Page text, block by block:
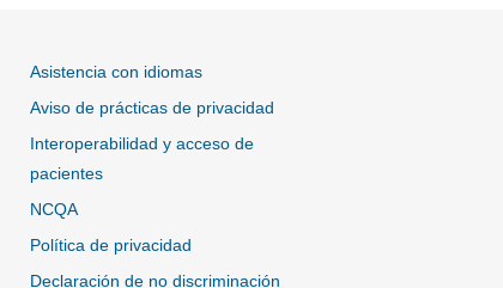
Asistencia con idiomas
Aviso de prácticas de privacidad
Interoperabilidad y acceso de
pacientes
NCQA
Política de privacidad
Declaración de no discriminación